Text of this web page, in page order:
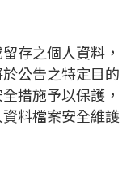
存之個人資料，
公告之特定目的
措施予以保護，
料檔案安全維護